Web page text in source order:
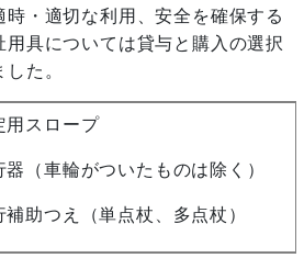
・適切な利用、安全を確保する
具については貸与と購入の選択
た。
用スロープ
器（車輪がついたものは除く）
補助つえ（単点杖、多点杖）